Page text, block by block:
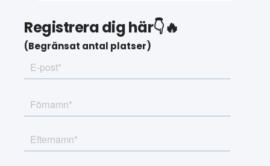
Registrera dig här👇🔥
(Begränsat antal platser)